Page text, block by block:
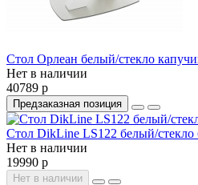
Стол Орлеан белый/стекло
Нет в наличии
40789 р
Предзаказная позиция
Стол DikLine LS122 белый/стекло
Нет в наличии
19990 р
Нет в наличии